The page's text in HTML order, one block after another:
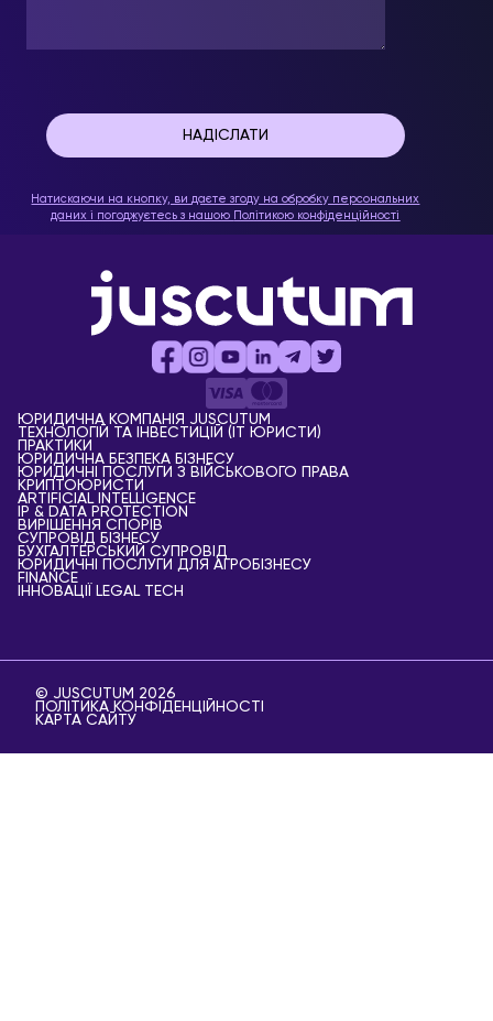
Натискаючи на кнопку, ви даєте згоду на обробку персональних
даних і погоджуєтесь з нашою Політикою конфіденційності
ЮРИДИЧНА КОМПАНІЯ JUSCUTUM
ТЕХНОЛОГІЙ ТА ІНВЕСТИЦІЙ (IT ЮРИСТИ)
ПРАКТИКИ
ЮРИДИЧНА БЕЗПЕКА БІЗНЕСУ
ЮРИДИЧНІ ПОСЛУГИ З ВІЙСЬКОВОГО ПРАВА
КРИПТОЮРИСТИ
АRTIFICIAL ІNTELLIGENCE
IP & DATA PROTECTION
ВИРІШЕННЯ СПОРІВ
СУПРОВІД БІЗНЕСУ
БУХГАЛТЕРСЬКИЙ СУПРОВІД
ЮРИДИЧНІ ПОСЛУГИ ДЛЯ АГРОБІЗНЕСУ
FINANCE
ІННОВАЦІЇ LEGAL TECH
© JUSCUTUM 2026
ПОЛІТИКА КОНФІДЕНЦІЙНОСТІ
КАРТА САЙТУ